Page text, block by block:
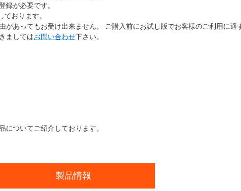
録が必要です。
おります。
があってもお受け出来ません。 ご購入前にお試し版でお客様のご利用に適
ましてはお問い合わせ下さい。
についてご紹介しております。
製品情報